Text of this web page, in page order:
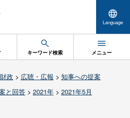
Language
キーワード検索 メニュー
政 > 広聴・広報 > 知事への提案
と回答> 2021年> 2021年5月